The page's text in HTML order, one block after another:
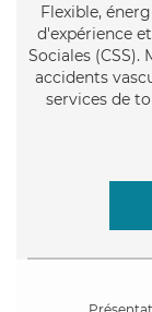
Flexible,
d'expérience
Sociales
accidents
services de